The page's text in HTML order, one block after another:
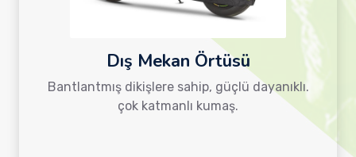
Dış Mekan Örtüsü
Bantlantmış dikişlere sahip, güçlü dayanıklı.
çok katmanlı kumaş.